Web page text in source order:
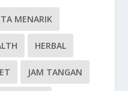
MENARIK
HERBAL
JAM TANGAN